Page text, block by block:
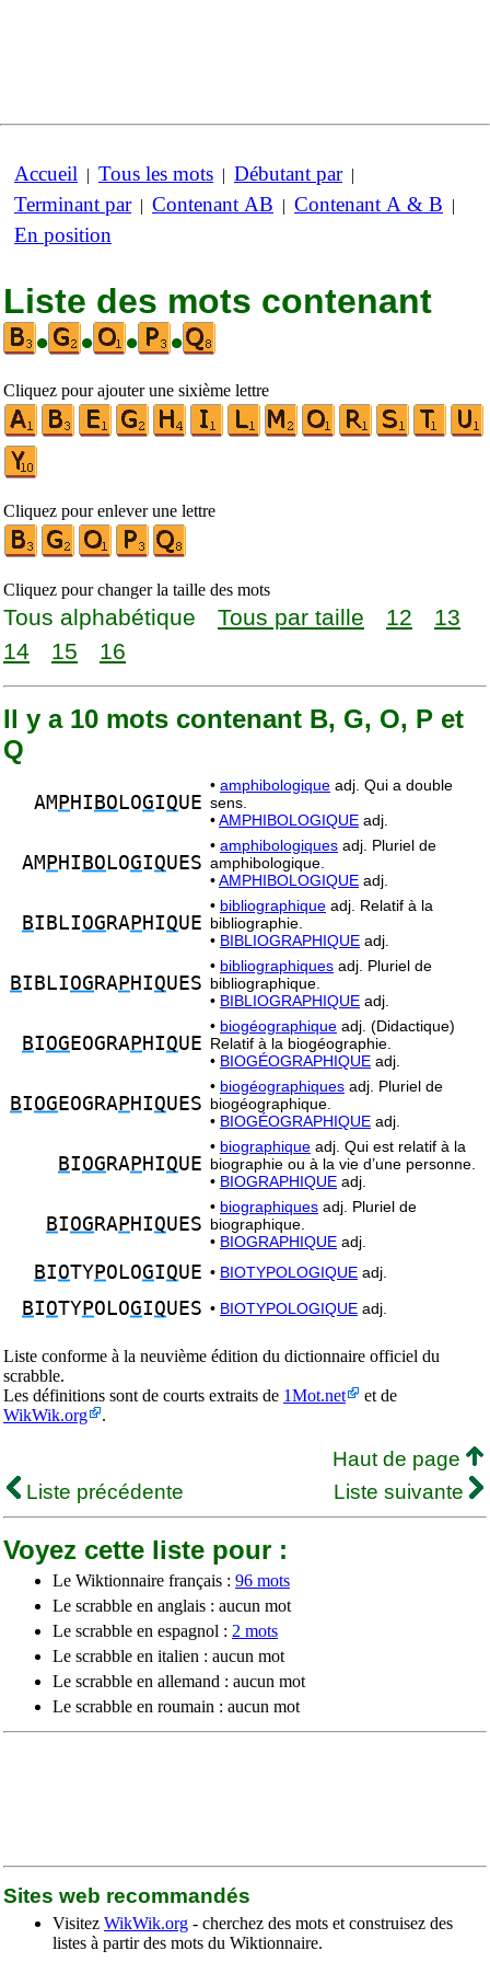
Accueil | Tous les mots | Débutant par|
Terminant par| Contenant AB | Contenant A & B |
En position
Liste des mots contenant
•
• • •
Cliquez pour ajouter une sixième lettre
Cliquez pour enlever une lettre
Cliquez pour changer la taille des mots
Tous alphabétique Tous par taille 12
13
14
15 16
Il y a 10 mots contenant B, G, O, P et
Q
AM P HI BO LOGIQUE
• amphibologique adj. Qui a double
sens.
•AMPHIBOLOGIQUE adj.
AM P HI BO LOGIQUES
• amphibologiques adj. Pluriel de
amphibologique.
•AMPHIBOLOGIQUE adj.
BIBLIOG RAP HIQUE
• bibliographique adj. Relatif à la
bibliographie.
• BIBLIOGRAPHIQUE adj.
BIBLIOG RAP HIQUES
• bibliographiques adj. Pluriel de
bibliographique.
• BIBLIOGRAPHIQUE adj.
BIOG EOGRAP HIQUE
• biogéographique adj. (Didactique)
Relatif à la biogéographie.
• BIOGÉOGRAPHIQUE adj.
BIOG EOGRAP HIQUES
• biogéographiques adj. Pluriel de
biogéographique.
• BIOGÉOGRAPHIQUE adj.
BIOG RAP HIQUE
• biographique adj. Qui est relatif à la
biographie ou à la vie d’une personne.
• BIOGRAPHIQUE adj.
BIOG RAP HIQUES
• biographiques adj. Pluriel de
biographique.
• BIOGRAPHIQUE adj.
BIOTYPOLOGIQUE • BIOTYPOLOGIQUE adj.
BIOTYPOLOGIQUES • BIOTYPOLOGIQUE adj.
Liste conforme à la neuvième édition du dictionnaire officiel du
scrabble.
Les définitions sont de courts extraits de 1Mot.net
et de
WikWik.org
.
Haut de page
Liste précédente
Liste suivante
Voyez cette liste pour :
Le Wiktionnaire français : 96 mots
Le scrabble en anglais : aucun mot
Le scrabble en espagnol : 2 mots
Le scrabble en italien : aucun mot
Le scrabble en allemand : aucun mot
Le scrabble en roumain : aucun mot
Sites web recommandés
Visitez WikWik.org - cherchez des mots et construisez des
listes à partir des mots du Wiktionnaire.